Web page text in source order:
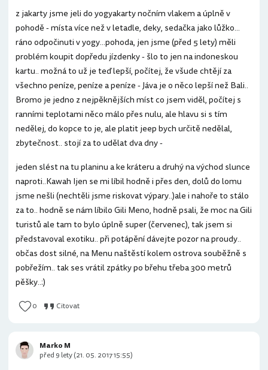
z jakarty jsme jeli do yogyakarty nočním vlakem a úplně v
pohodě - místa více než v letadle, deky, sedačka jako lůžko...
ráno odpočinuti v yogy...pohoda, jen jsme (před 5 lety) měli
problém koupit dopředu jízdenky - šlo to jen na indoneskou
kartu.. možná to už je teď lepší, počítej, že všude chtějí za
všechno peníze, peníze a peníze - Jáva je o něco lepší než Bali..
Bromo je jedno z nejpěknějších míst co jsem viděl, počítej s
ranními teplotami něco málo přes nulu, ale hlavu si s tím
nedělej, do kopce to je, ale platit jeep bych určitě nedělal,
zbytečnost.. stojí za to udělat dva dny -
jeden slést na tu planinu a ke kráteru a druhý na východ slunce
naproti..Kawah Ijen se mi líbil hodně i přes den, dolů do lomu
jsme nešli (nechtěli jsme riskovat výpary..)ale i nahoře to stálo
za to.. hodně se nám líbilo Gili Meno, hodně psali, že moc na Gili
turistů ale tam to bylo úplně super (červenec), tak jsem si
představoval exotiku.. při potápění dávejte pozor na proudy..
občas dost silné, na Menu naštěstí kolem ostrova souběžně s
pobřežím.. tak ses vrátil zpátky po břehu třeba 300 metrů
pěšky..:)
0 Citovat
Marko M
před 9 lety (21. 05. 2017 15:55)